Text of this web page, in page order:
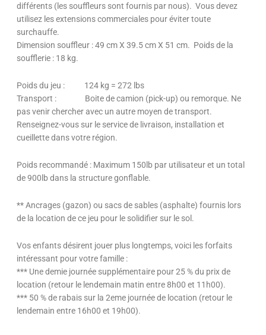
différents (les souffleurs sont fournis par nous). Vous devez
utilisez les extensions commerciales pour éviter toute
surchauffe.
Dimension souffleur : 49 cm X 39.5 cm X 51 cm. Poids de la
soufflerie : 18 kg.
Poids du jeu : 124 kg = 272 lbs
Transport : Boite de camion (pick-up) ou remorque. Ne
pas venir chercher avec un autre moyen de transport.
Renseignez-vous sur le service de livraison, installation et
cueillette dans votre région.
Poids recommandé : Maximum 150lb par utilisateur et un total
de 900lb dans la structure gonflable.
** Ancrages (gazon) ou sacs de sables (asphalte) fournis lors
de la location de ce jeu pour le solidifier sur le sol.
Vos enfants désirent jouer plus longtemps, voici les forfaits
intéressant pour votre famille :
*** Une demie journée supplémentaire pour 25 % du prix de
location (retour le lendemain matin entre 8h00 et 11h00).
*** 50 % de rabais sur la 2eme journée de location (retour le
lendemain entre 16h00 et 19h00).